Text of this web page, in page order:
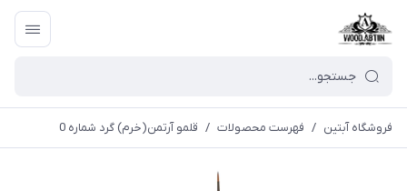
فروشگاه آبتین / فهرست محصولات / قلمو آرتمن(خرم) گرد شماره 0